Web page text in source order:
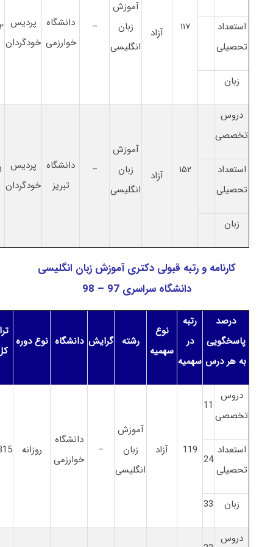
۱۱۷ آزاد
آﻣﻮزش
زﺑﺎن
انگلیسی
–
دانشگاه
خوارزمی
پردیس
خودگردان
استعداد
تحصیلی
زبان
دروس
تخصصی
۱۵۲ آزاد
آﻣﻮزش
زﺑﺎن
انگلیسی
–
دانشگاه
تبریز
پردیس
خودگردان
استعداد
تحصیلی
زبان
کارنامه و رتبه قبولی دکتری آﻣﻮزش زﺑﺎن انگلیسی
دانشگاه سراسری 97 – 98
درصد
پاسخگویی
به هر درس
رتبه
در
سهمیه
نوع
سهمیه
رشته گرایش دانشگاه نوع دوره
دروس
تخصصی
11
119 آزاد
آموزش
زبان
انگلیسی
–
دانشگاه
خوارزمی
روزانه
استعداد
تحصیلی
24
زبان 33
دروس